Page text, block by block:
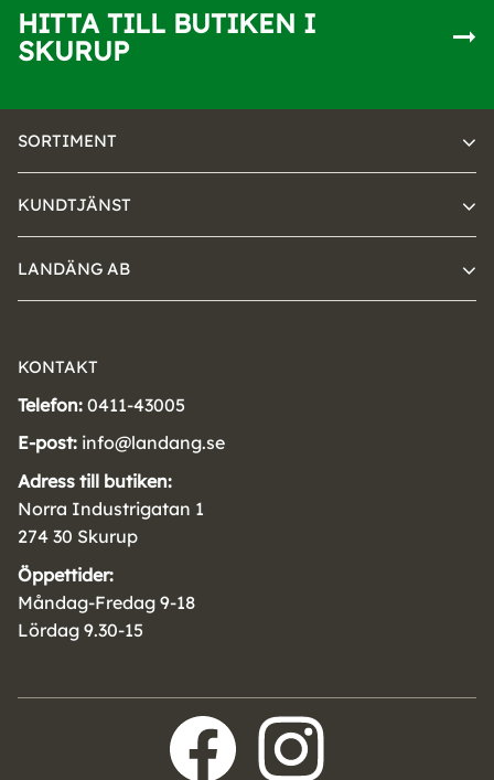
HITTA TILL BUTIKEN I
SKURUP
SORTIMENT
KUNDTJÄNST
LANDÄNG AB
KONTAKT
Telefon: 0411-43005
E-post: info@landang.se
Adress till butiken:
Norra Industrigatan 1
274 30 Skurup
Öppettider:
Måndag-Fredag 9-18
Lördag 9.30-15